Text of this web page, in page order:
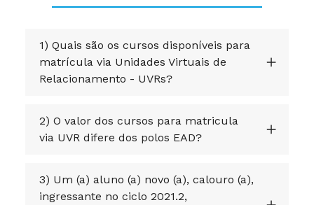
1) Quais são os cursos disponíveis para
matrícula via Unidades Virtuais de
Relacionamento - UVRs?
2) O valor dos cursos para matricula
via UVR difere dos polos EAD?
3) Um (a) aluno (a) novo (a), calouro (a),
ingressante no ciclo 2021.2,